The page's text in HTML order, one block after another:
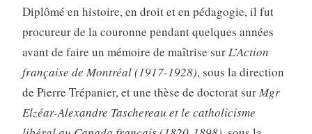
Diplômé en histoire, en droit et en pédagogie, il fut
procureur de la couronne pendant quelques années
avant de faire un mémoire de maîtrise surL’Action
française de Montréal (1917-1928), sous la direction
de Pierre Trépanier, et une thèse de doctorat surMgr
Elzéar-Alexandre Taschereau et le catholicisme